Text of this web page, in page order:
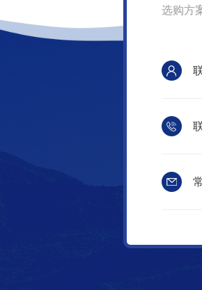
选购方